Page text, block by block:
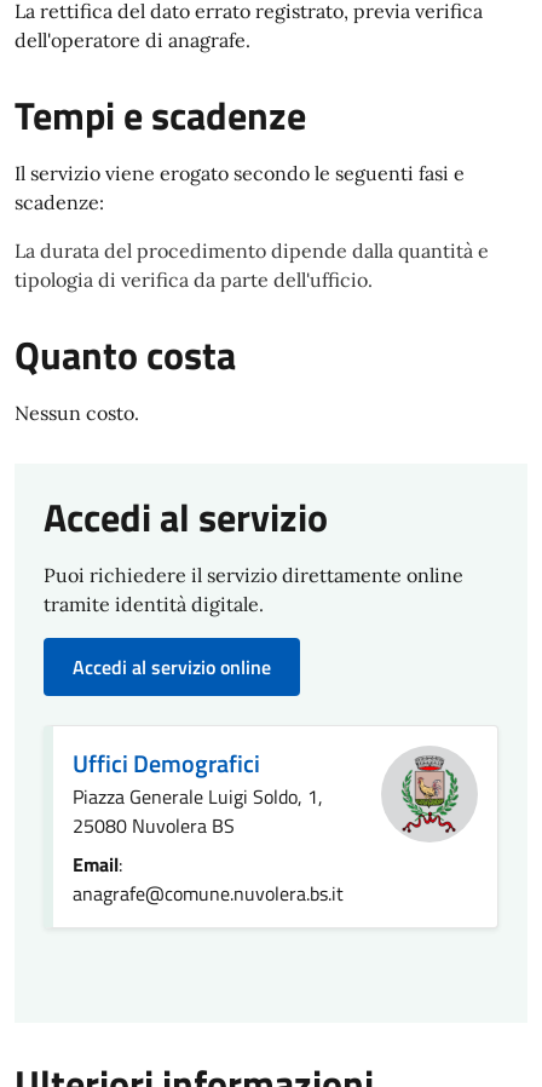
La rettifica del dato errato registrato, previa verifica
dell'operatore di anagrafe.
Tempi e scadenze
Il servizio viene erogato secondo le seguenti fasi e
scadenze:
La durata del procedimento dipende dalla quantità e
tipologia di verifica da parte dell'ufficio.
Quanto costa
Nessun costo.
Accedi al servizio
Puoi richiedere il servizio direttamente online
tramite identità digitale.
Accedi al servizio online
Uffici Demografici
Piazza Generale Luigi Soldo, 1,
25080 Nuvolera BS
Email:
anagrafe@comune.nuvolera.bs.it